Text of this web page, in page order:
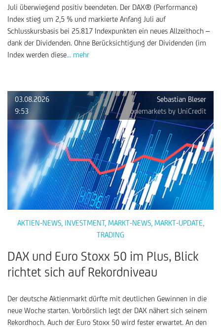
Juli überwiegend positiv beendeten. Der DAX® (Performance)
Index stieg um 2,5 % und markierte Anfang Juli auf
Schlusskursbasis bei 25.817 Indexpunkten ein neues Allzeithoch –
dank der Dividenden. Ohne Berücksichtigung der Dividenden (im
Index werden diese... mehr
03.08.2026
Sebastian Bleser
9:53
onemarkets by UniCredit
AKTIEN-NEWS, INVESTMENT, MARKT-NEWS, MARKT-UPDATE
TRADING
DAX und Euro Stoxx 50 im Plus, Blick
richtet sich auf Rekordniveau
Der deutsche Aktienmarkt dürfte mit deutlichen Gewinnen in die
neue Woche starten. Vorbörslich legt der DAX nähert sich seinem
Rekordhoch. Auch der Euro Stoxx 50 wird fester erwartet. An den